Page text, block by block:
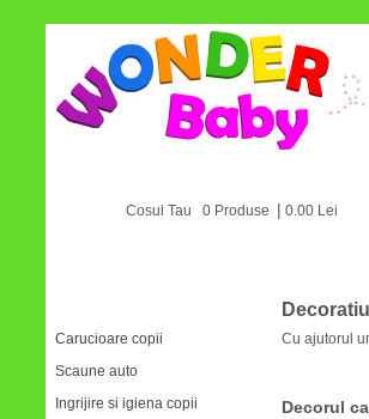
Cosul Tau 0 Produse | 0.00 Lei
Carucioare copii
Scaune auto
Ingrijire si igiena copii
Cu ajutorul
Decorul